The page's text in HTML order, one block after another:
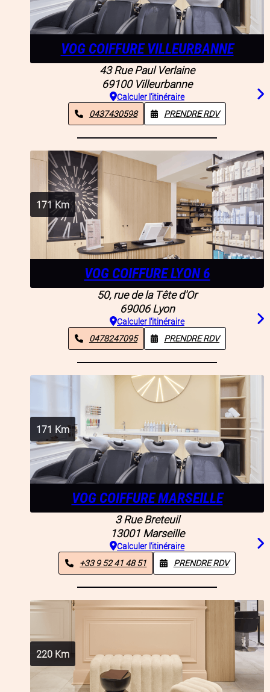
VOG COIFFURE VILLEURBANNE
43 Rue Paul Verlaine
69100 Villeurbanne
Calculer l'itinéraire
0437430598
PRENDRE RDV
171Km
VOG COIFFURE LYON 6
50, rue de la Tête d'Or
69006 Lyon
Calculer l'itinéraire
0478247095
PRENDRE RDV
171 Km
VOG COIFFURE MARSEILLE
3 Rue Breteuil
13001 Marseille
Calculer l'itinéraire
+33 9 52 41 48 51
PRENDRE RDV
220 Km